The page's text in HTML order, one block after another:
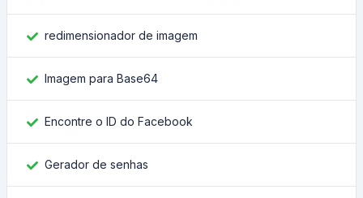
redimensionador de imagem
Imagem para Base64
Encontre o ID do Facebook
Gerador de senhas